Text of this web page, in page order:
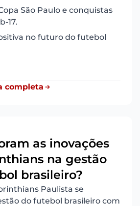
São Paulo e conquistas
17.
no futuro do futebol
completa
as inovações
na gestão
brasileiro?
Paulista se
do futebol brasileiro com